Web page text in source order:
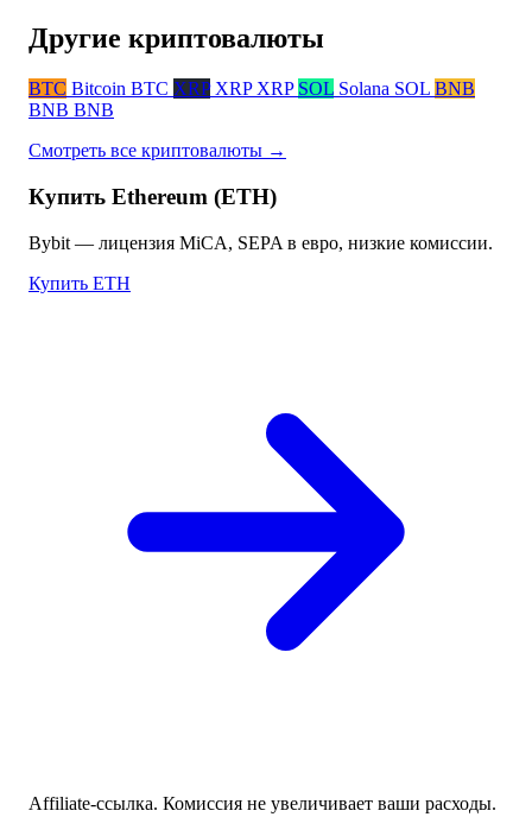
Другие криптовалюты
BTC Bitcoin BTC XRP XRP XRP SOL Solana SOL BNB
BNB BNB
Смотреть все криптовалюты →
Купить Ethereum (ETH)
Bybit — лицензия MiCA, SEPA в евро, низкие комиссии.
Купить ETH
Affiliate-ссылка. Комиссия не увеличивает ваши расходы.